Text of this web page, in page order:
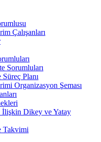
Çalışanları
Sorumluları
Planı
Organizasyon Şeması
Dikey ve Yatay
Takvimi